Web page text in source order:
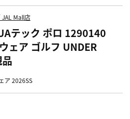
JAL Mall店
テック ポロ 1290140
ェア ゴルフ UNDER
ア 2026SS